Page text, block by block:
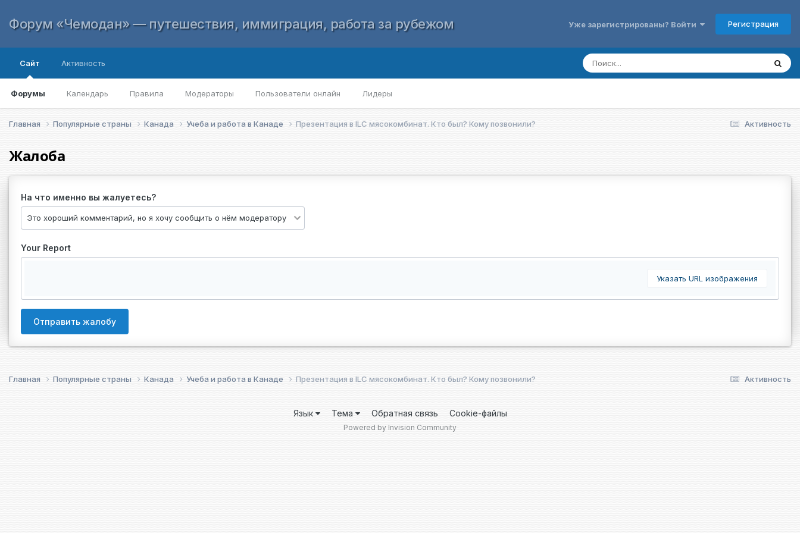
Форум «Чемодан» — путешествия, иммиграция, работа за рубежом Уже зарегистрированы? Войти Регистрация
Сайт
Форумы Календарь Правила Модераторы Пользователи онлайн Лидеры
Активность
Активность
Главная Популярные страны Канада Учеба и работа в Канаде Презентация в ILC мясокомбинат. Кто был? Кому позвонили?
Жалоба
На что именно вы жалуетесь?
Your Report
Указать URL изображения
Отправить жалобу
Активность
Главная Популярные страны Канада Учеба и работа в Канаде Презентация в ILC мясокомбинат. Кто был? Кому позвонили?
Язык Тема Обратная связь Cookie-файлы
Powered by Invision Community